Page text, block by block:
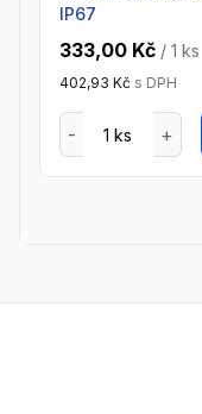
IP67
333,00 Kč / 1 ks
402,93 Kč s DPH